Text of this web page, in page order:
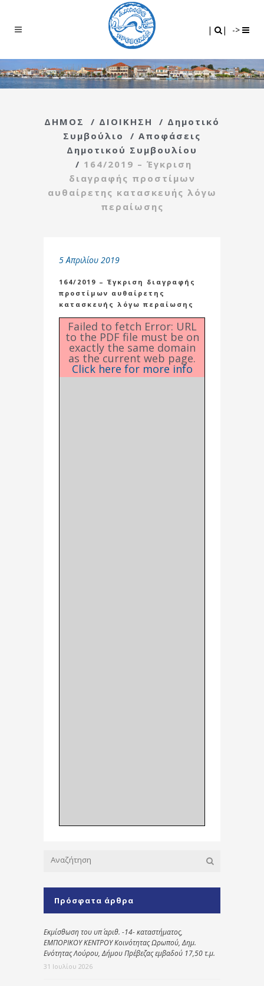
| | ->
ΔΗΜΟΣ / ΔΙΟΙΚΗΣΗ / Δημοτικό
Συμβούλιο
/ Αποφάσεις
Δημοτικού Συμβουλίου
/ 164/2019 – Έγκριση
διαγραφής προστίμων
αυθαίρετης κατασκευής λόγω
περαίωσης
5 Απριλίου 2019
164/2019 – Έγκριση διαγραφής
προστίμων αυθαίρετης
κατασκευής λόγω περαίωσης
Failed to fetch Error: URL
to the PDF file must be on
exactly the same domain
as the current web page.
Click here for more info
Πρόσφατα άρθρα
Εκμίσθωση του υπ΄ αριθ. -14- καταστήματος,
ΕΜΠΟΡΙΚΟΥ ΚΕΝΤΡΟΥ Κοινότητας Ωρωπού, Δημ.
Ενότητας Λούρου, Δήμου Πρέβεζας εμβαδού 17,50 τ.μ.
31 Ιουλίου 2026